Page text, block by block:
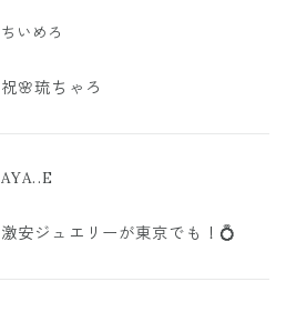
ちいめろ
祝🌸琉ちゃろ
AYA..E
激安ジュエリーが東京でも！💍